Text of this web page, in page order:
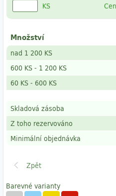
Barevné varianty
KS
Množství
nad 1 200 KS
600 KS- 1 200 KS
60 KS- 600 KS
Skladová zásoba
Z toho rezervováno
Minimální objednávka